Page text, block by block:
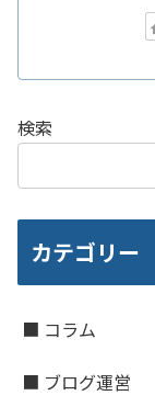
検索
カテゴリー
■ コラム
■ ブログ運営